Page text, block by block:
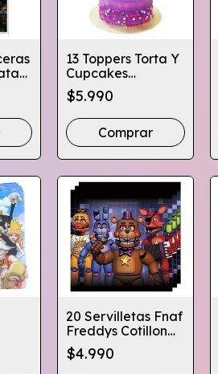
13 Toppers Torta Y
Cupcakes
Cumpleaños -
Varios Diseños
$5.990
Comprar
20 Servilletas Fnaf
Freddys Cotillon
Cumpleaños
$4.990